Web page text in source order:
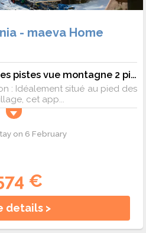
- maeva Home
Appartement au pied des pistes vue montagne 2 pièces 4 personnes - Sélection
: Idéalement situé au pied des
cet app...
on 6 February
€
details >